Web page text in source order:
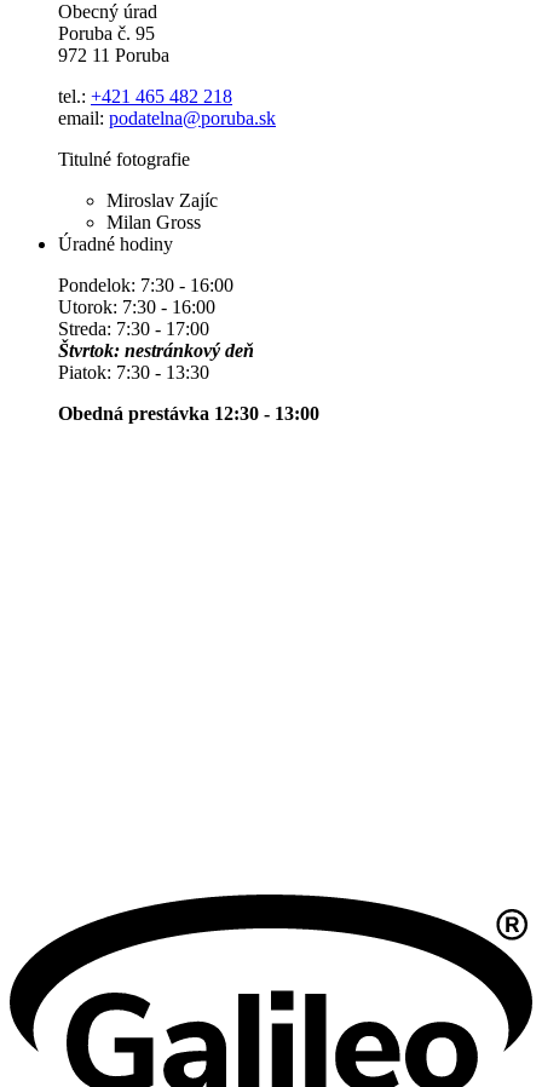
Obecný úrad
Poruba č. 95
972 11 Poruba
tel.: +421 465 482 218
email: podatelna@poruba.sk
Titulné fotografie
Miroslav Zajíc
Milan Gross
Úradné hodiny
Pondelok: 7:30 - 16:00
Utorok: 7:30 - 16:00
Streda: 7:30 - 17:00
Štvrtok: nestránkový deň
Piatok: 7:30 - 13:30
Obedná prestávka 12:30 - 13:00